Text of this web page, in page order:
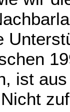
ist